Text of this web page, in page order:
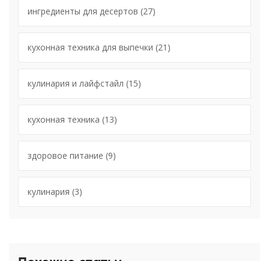
ингредиенты для десертов (27)
кухонная техника для выпечки (21)
кулинария и лайфстайл (15)
кухонная техника (13)
здоровое питание (9)
кулинария (3)